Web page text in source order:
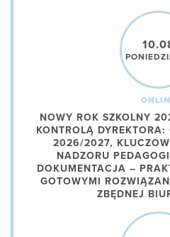
NOWY ROK SZKOLNY
KONTROLĄ
2026/2027,
NADZORU
DOKUMENTACJA –
GOTOWYMI
ZBĘDNEJ